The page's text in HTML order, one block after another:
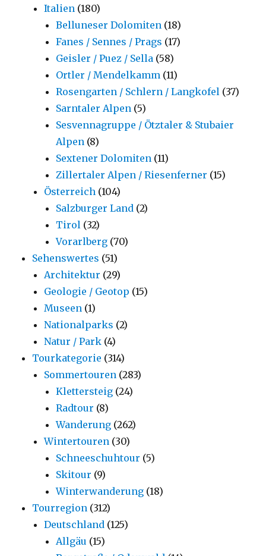
Italien (180)
Belluneser Dolomiten (18)
Fanes / Sennes / Prags (17)
Geisler / Puez / Sella (58)
Ortler / Mendelkamm (11)
Rosengarten / Schlern / Langkofel (37)
Sarntaler Alpen (5)
Sesvennagruppe / Ötztaler & Stubaier
Alpen (8)
Sextener Dolomiten (11)
Zillertaler Alpen / Riesenferner (15)
Österreich (104)
Salzburger Land (2)
Tirol (32)
Vorarlberg (70)
Sehenswertes (51)
Architektur (29)
Geologie / Geotop (15)
Museen (1)
Nationalparks (2)
Natur / Park (4)
Tourkategorie (314)
Sommertouren (283)
Klettersteig (24)
Radtour (8)
Wanderung (262)
Wintertouren (30)
Schneeschuhtour (5)
Skitour (9)
Winterwanderung (18)
Tourregion (312)
Deutschland (125)
Allgäu (15)